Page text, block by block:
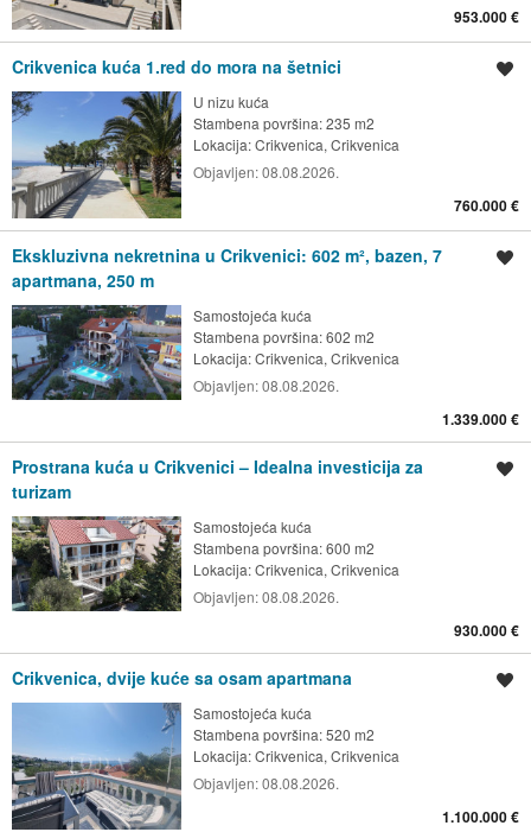
953.000 €
Crikvenica kuća 1.red do mora na šetnici
U nizu kuća
Stambena površina: 235 m2
Lokacija:Crikvenica, Crikvenica
Objavljen:08.08.2026.
760.000 €
Ekskluzivna nekretnina u Crikvenici: 602 m², bazen, 7
apartmana, 250 m
Samostojeća kuća
Stambena površina: 602 m2
Lokacija:Crikvenica, Crikvenica
Objavljen:08.08.2026.
1.339.000 €
Prostrana kuća u Crikvenici – Idealna investicija za
turizam
Samostojeća kuća
Stambena površina: 600 m2
Lokacija:Crikvenica, Crikvenica
Objavljen:08.08.2026.
930.000 €
Crikvenica, dvije kuće sa osam apartmana
Samostojeća kuća
Stambena površina: 520 m2
Lokacija:Crikvenica, Crikvenica
Objavljen:08.08.2026.
1.100.000 €